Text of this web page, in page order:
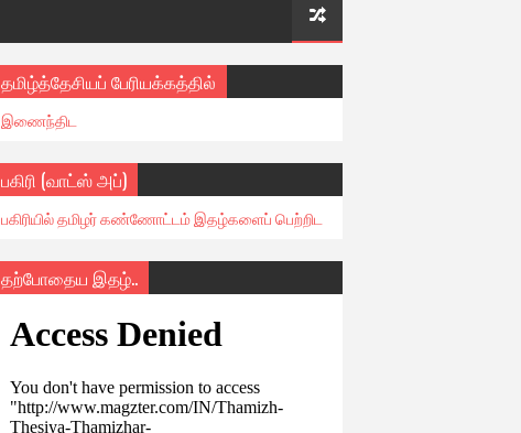
தமிழ்த்தேசியப் பேரியக்கத்தில்
இணைந்திட
பகிரி (வாட்ஸ் அப்)
பகிரியில் தமிழர் கண்ணோட்டம் இதழ்களைப் பெற்றிட
தற்போதைய இதழ்..